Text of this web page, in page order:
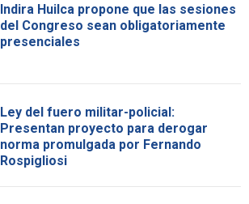
Indira Huilca propone que las sesiones
del Congreso sean obligatoriamente
presenciales
Ley del fuero militar-policial:
Presentan proyecto para derogar
norma promulgada por Fernando
Rospigliosi